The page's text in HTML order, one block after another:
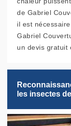
de Gabriel
il est
Gabriel
un devis gratuit
les insectes